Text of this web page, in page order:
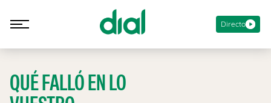
Directo
QUÉ FALLÓ EN LO